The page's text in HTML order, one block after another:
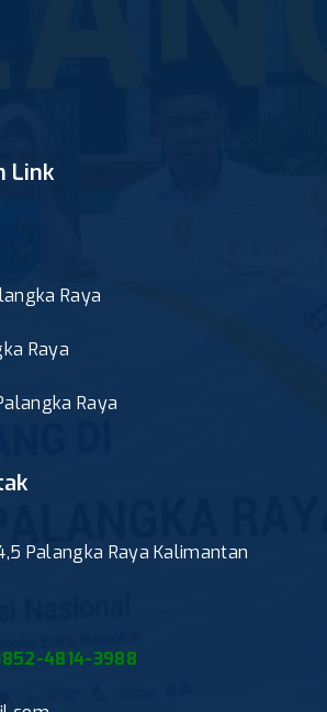
Link
Raya
Raya
Raya
Palangka Raya Kalimantan
4814-3988